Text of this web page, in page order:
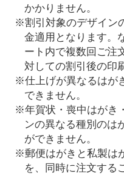
かかりません。
※割引対象のデザイン
金適用となります。
ート内で複数回ご注
対しての割引後の印
※仕上げが異なるはが
できません。
※年賀状・喪中はがき
ンの異なる種別のは
ができません。
※郵便はがきと私製は
を、同時に注文する